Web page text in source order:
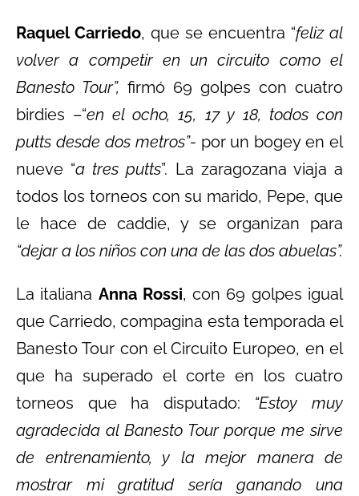
Raquel Carriedo, que se encuentra “feliz al
volver a competir en un circuito como el
Banesto Tour”, firmó 69 golpes con cuatro
birdies –“en el ocho, 15, 17 y 18, todos con
putts desde dos metros”- por un bogey en el
nueve “a tres putts”. La zaragozana viaja a
todos los torneos con su marido, Pepe, que
le hace de caddie, y se organizan para
“dejar a los niños con una de las dos abuelas”.
La italiana Anna Rossi, con 69 golpes igual
que Carriedo, compagina esta temporada el
Banesto Tour con el Circuito Europeo, en el
que ha superado el corte en los cuatro
torneos que ha disputado: “Estoy muy
agradecida al Banesto Tour porque me sirve
de entrenamiento, y la mejor manera de
mostrar mi gratitud sería ganando una